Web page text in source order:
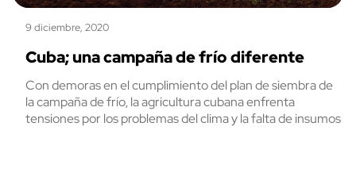
9 diciembre, 2020
Cuba; una campaña de frío diferente
Con demoras en el cumplimiento del plan de siembra de
la campaña de frío, la agricultura cubana enfrenta
tensiones por los problemas del clima y la falta de insumos